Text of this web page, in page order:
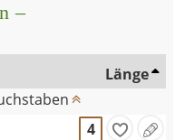
–
Länge
4